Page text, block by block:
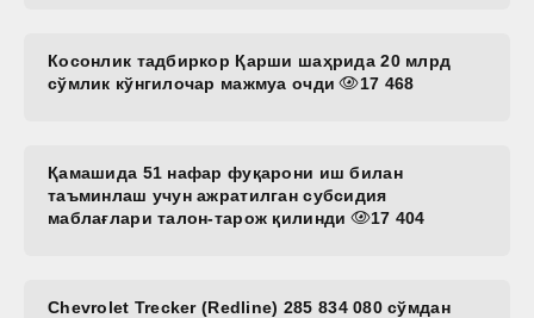
Косонлик тадбиркор Қарши шаҳрида 20 млрд
сўмлик кўнгилочар мажмуа очди
17 468
Қамашида 51 нафар фуқарони иш билан
таъминлаш учун ажратилган субсидия
маблағлари талон-тарож қилинди
17 404
Chevrolet Trecker (Redline) 285 834 080 сўмдан